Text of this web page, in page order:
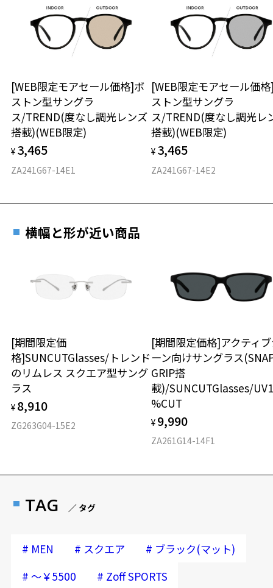
お気に入り
※メガネ：デモレンズを外した重さ
※サングラス：レンズ込みの重さ
※着脱式サングラス：デモレンズ、アタッチメント込みの重さ
スクエア
材質
もっと見る
[WEB限定モアセール価格]ボ
ストン型サングラ
ス/TREND(度なし調光レンズ
搭載)(WEB限定)
¥ 3,465
ZA241G67-14E1
[WEB限定モアセール価
ストン型サングラ
ス/TREND(度なし調光レ
搭載)(WEB限定)
¥ 3,465
ZA241G67-14E2
横幅と形が近い商品
[期間限定価
格]SUNCUTGlasses/トレンド
のリムレス スクエア型サング
ラス
¥ 8,910
ZG263G04-15E2
[期間限定価格]アクティ
ーン向けサングラス
GRIP搭
載)/SUNCUTGlasses/
%CUT
¥ 9,990
ZA261G14-14F1
TAG ／ タグ
# MEN # スクエア # ブラック(マット)
# ～￥5500 # Zoff SPORTS